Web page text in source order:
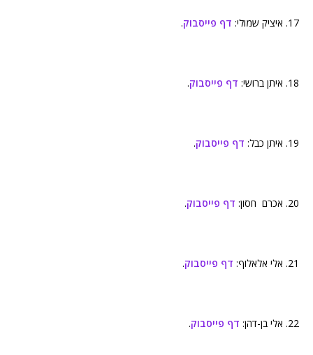
17. איציק שמולי: דף פייסבוק.
18. איתן ברושי: דף פייסבוק.
19. איתן כבל: דף פייסבוק.
20. אכרם חסון: דף פייסבוק.
21. אלי אלאלוף: דף פייסבוק.
22. אלי בן-דהן: דף פייסבוק.